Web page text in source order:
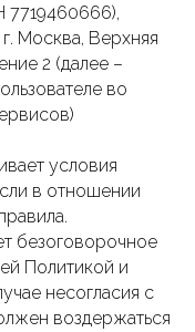
7719460666),
Москва, Верхняя
2 (далее –
во
условия
в отношении
безоговорочное
Политикой и
несогласия с
воздержаться